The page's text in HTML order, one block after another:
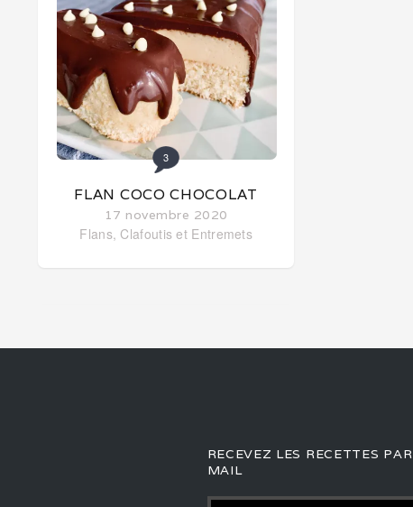
3
FLAN COCO CHOCOLAT
17 novembre 2020
Flans, Clafoutis et Entremets
RECEVEZ LES RECETTES PAR
MAIL